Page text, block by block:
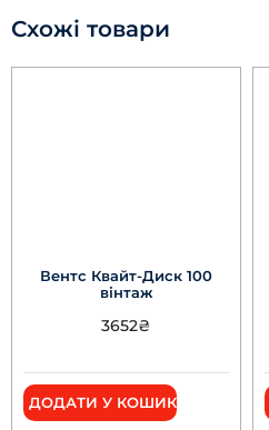
Схожі товари
Вентс Квайт-Диск 100
вінтаж
3652₴
ДОДАТИ У КОШИК